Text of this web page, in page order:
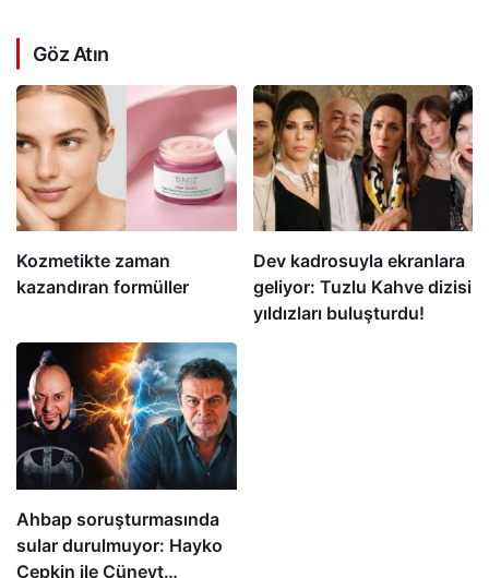
Göz Atın
Kozmetikte zaman
kazandıran formüller
Dev kadrosuyla ekranlara
geliyor: Tuzlu Kahve dizisi
yıldızları buluşturdu!
Ahbap soruşturmasında
sular durulmuyor: Hayko
Cepkin ile Cüneyt